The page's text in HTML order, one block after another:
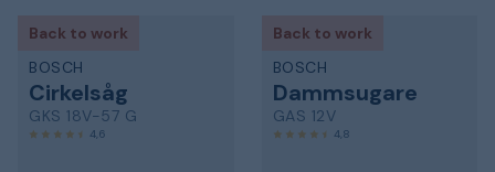
Back to work
BOSCH
Cirkelsåg
GKS 18V-57 G
4,6
Back to work
BOSCH
Dammsugare
GAS 12V
4,8